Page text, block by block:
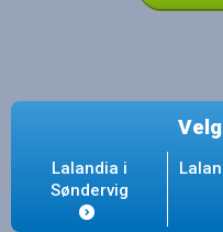
Lalandia i
Søndervig